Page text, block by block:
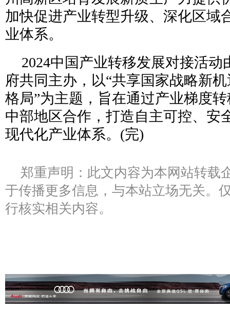
加快促进产业转型升级、深化区域
业体系。
2024中国产业转移发展对接活
府共同主办，以“共享国家战略新
格局”为主题，旨在通过产业梯度
中部地区合作，打造自主可控、安
现代化产业体系。(完)
郑重声明：此文内容为本网站转载
于传播更多信息，与本站立场无关。
行核实相关内容。